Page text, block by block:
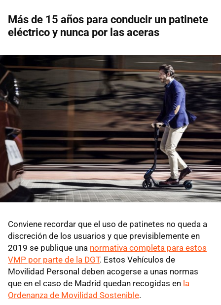
Más de 15 años para conducir un patinete
eléctrico y nunca por las aceras
Conviene recordar que el uso de patinetes no queda a
discreción de los usuarios y que previsiblemente en
2019 se publique una normativa completa para estos
VMP por parte de la DGT. Estos Vehículos de
Movilidad Personal deben acogerse a unas normas
que en el caso de Madrid quedan recogidas en la
Ordenanza de Movilidad Sostenible.